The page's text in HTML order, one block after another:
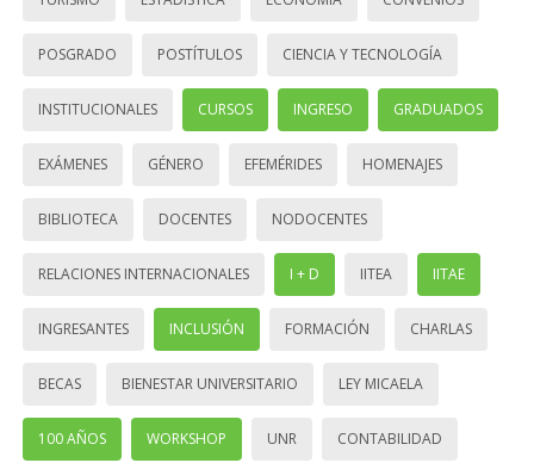
POSGRADO POSTÍTULOS CIENCIA Y TECNOLOGÍA
INSTITUCIONALES CURSOS INGRESO GRADUADOS
EXÁMENES GÉNERO EFEMÉRIDES HOMENAJES
BIBLIOTECA DOCENTES NODOCENTES
RELACIONES INTERNACIONALES I + D IITEA IITAE
INGRESANTES INCLUSIÓN FORMACIÓN CHARLAS
BECAS BIENESTAR UNIVERSITARIO LEY MICAELA
100 AÑOS WORKSHOP UNR CONTABILIDAD